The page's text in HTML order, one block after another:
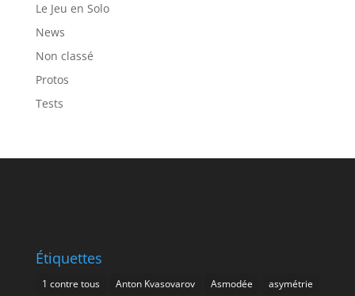
Le Jeu en Solo
News
Non classé
Protos
Tests
Étiquettes
1 contre tous Anton Kvasovarov Asmodée
asymétrie